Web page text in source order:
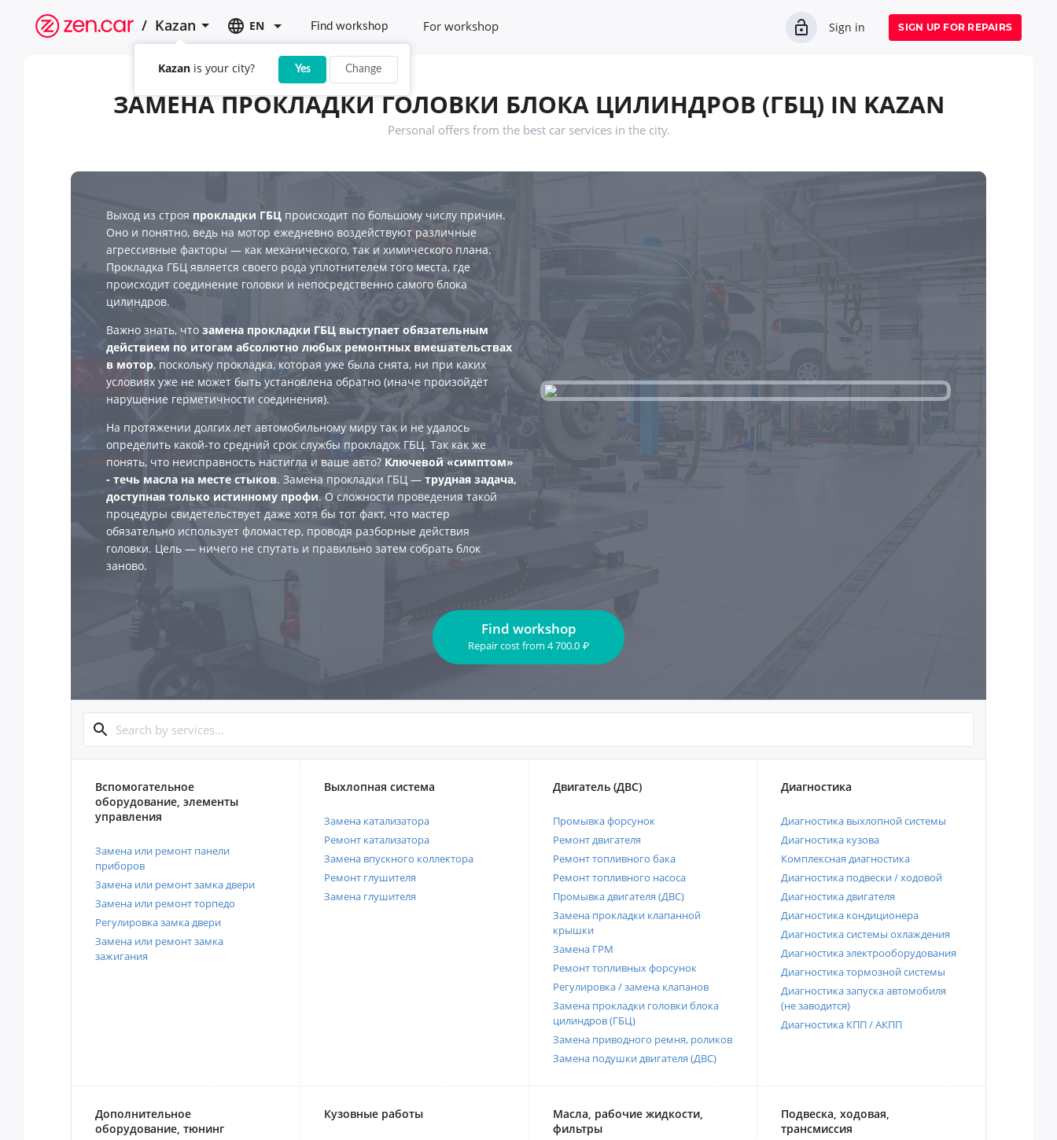
/ Kazan
Kazan is your city? Yes Change
EN Find workshop For workshop Sign in SIGN UP FOR REPAIRS
ЗАМЕНА ПРОКЛАДКИ ГОЛОВКИ БЛОКА ЦИЛИНДРОВ (ГБЦ) IN KAZAN
Personal offers from the best car services in the city.
Выход из строя прокладки ГБЦ происходит по большому числу причин.
Оно и понятно, ведь на мотор ежедневно воздействуют различные
агрессивные факторы — как механического, так и химического плана.
Прокладка ГБЦ является своего рода уплотнителем того места, где
происходит соединение головки и непосредственно самого блока
цилиндров.
Важно знать, что замена прокладки ГБЦ выступает обязательным
действием по итогам абсолютно любых ремонтных вмешательствах
в мотор, поскольку прокладка, которая уже была снята, ни при каких
условиях уже не может быть установлена обратно (иначе произойдёт
нарушение герметичности соединения).
На протяжении долгих лет автомобильному миру так и не удалось
определить какой-то средний срок службы прокладок ГБЦ. Так как же
понять, что неисправность настигла и ваше авто? Ключевой «симптом»
- течь масла на месте стыков. Замена прокладки ГБЦ — трудная задача,
доступная только истинному профи. О сложности проведения такой
процедуры свидетельствует даже хотя бы тот факт, что мастер
обязательно использует фломастер, проводя разборные действия
головки. Цель — ничего не спутать и правильно затем собрать блок
заново.
Find workshop
Repair costfrom 4 700.0 ₽
Вспомогательное
оборудование, элементы
управления
Замена или ремонт панели
приборов
Замена или ремонт замка двери
Замена или ремонт торпедо
Регулировка замка двери
Замена или ремонт замка
зажигания
Выхлопная система
Замена катализатора
Ремонт катализатора
Замена впускного коллектора
Ремонт глушителя
Замена глушителя
Двигатель (ДВС)
Промывка форсунок
Ремонт двигателя
Ремонт топливного бака
Ремонт топливного насоса
Промывка двигателя (ДВС)
Замена прокладки клапанной
крышки
Замена ГРМ
Ремонт топливных форсунок
Регулировка / замена клапанов
Замена прокладки головки блока
цилиндров (ГБЦ)
Замена приводного ремня, роликов
Замена подушки двигателя (ДВС)
Диагностика
Диагностика выхлопной системы
Диагностика кузова
Комплексная диагностика
Диагностика подвески / ходовой
Диагностика двигателя
Диагностика кондиционера
Диагностика системы охлаждения
Диагностика электрооборудования
Диагностика тормозной системы
Диагностика запуска автомобиля
(не заводится)
Диагностика КПП / АКПП
Дополнительное
оборудование, тюнинг
Кузовные работы
Масла, рабочие жидкости,
фильтры
Подвеска, ходовая,
трансмиссия